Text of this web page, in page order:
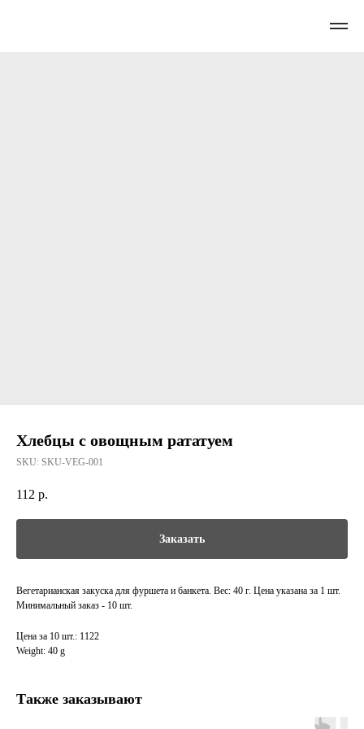
Хлебцы с овощным рататуем
SKU: SKU-VEG-001
112 р.
Заказать
Вегетарианская закуска для фуршета и банкета. Вес: 40 г. Цена указана за 1 шт.
Минимальный заказ - 10 шт.
Цена за 10 шт.: 1122
Weight: 40 g
Также заказывают